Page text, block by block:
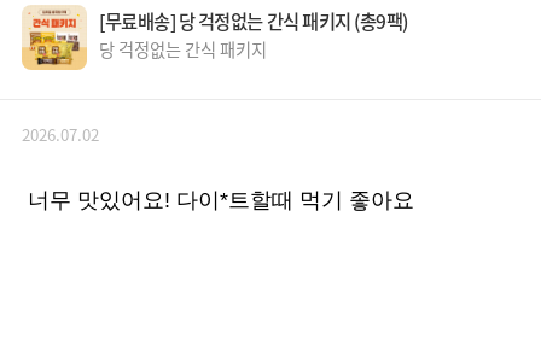
[무료배송] 당 걱정없는 간식 패키지 (총9팩)
당 걱정없는 간식 패키지
2026.07.02
너무 맛있어요! 다이*트할때 먹기 좋아요